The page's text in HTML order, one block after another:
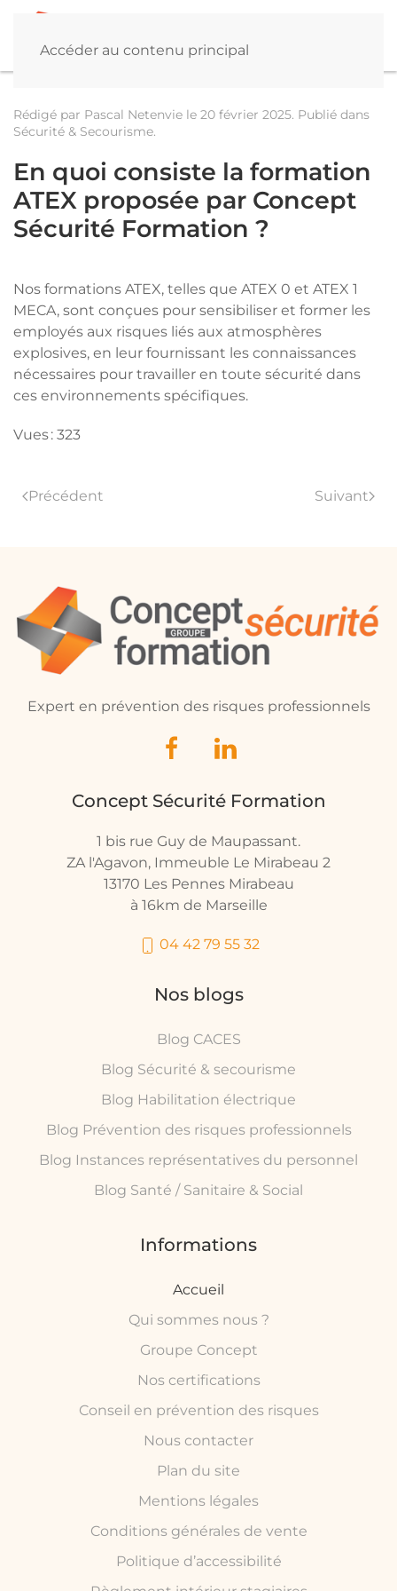
Accéder au contenu principal
Rédigé par Pascal Netenvie le 20 février 2025. Publié dans
Sécurité & Secourisme.
En quoi consiste la formation
ATEX proposée par Concept
Sécurité Formation ?
Nos formations ATEX, telles que ATEX 0 et ATEX 1
MECA, sont conçues pour sensibiliser et former les
employés aux risques liés aux atmosphères
explosives, en leur fournissant les connaissances
nécessaires pour travailler en toute sécurité dans
ces environnements spécifiques.
Vues : 323
Précédent Suivant
Expert en prévention des risques professionnels
Concept Sécurité Formation
1 bis rue Guy de Maupassant.
ZA l'Agavon, Immeuble Le Mirabeau 2
13170 Les Pennes Mirabeau
à 16km de Marseille
04 42 79 55 32
Nos blogs
Blog CACES
Blog Sécurité & secourisme
Blog Habilitation électrique
Blog Prévention des risques professionnels
Blog Instances représentatives du personnel
Blog Santé / Sanitaire & Social
Informations
Accueil
Qui sommes nous ?
Groupe Concept
Nos certifications
Conseil en prévention des risques
Nous contacter
Plan du site
Mentions légales
Conditions générales de vente
Politique d’accessibilité